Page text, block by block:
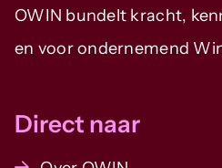
OWIN bundelt kracht,
en voor ondernemend
Direct naar